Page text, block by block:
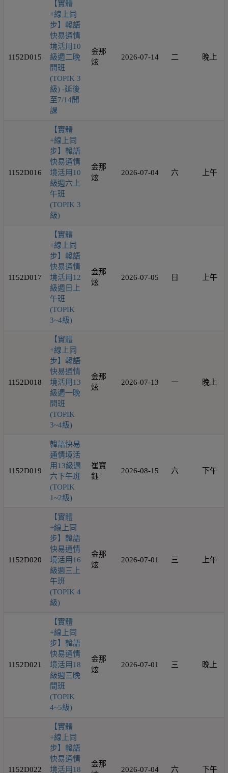
1152D015
【實體
+線上同
步】韓語
快易通情
境活用10
級週二晚
間班
(TOPIK 3
級) -延後
至7/14開
課
金那
炫
2026-07-14 二 晚上
1152D016
【實體
+線上同
步】韓語
快易通情
境活用10
級週六上
午班
(TOPIK 3
級)
金那
炫
2026-07-04 六 上午
1152D017
【實體
+線上同
步】韓語
快易通情
境活用12
級週日上
午班
(TOPIK
3~4級)
金那
炫
2026-07-05 日 上午
1152D018
【實體
+線上同
步】韓語
快易通情
境活用13
級週一晚
間班
(TOPIK
3~4級)
金那
炫
2026-07-13 一 晚上
1152D019
韓語快易
通情境活
用13級週
六下午班
(TOPIK
1~2級)
崔寶
鈺
2026-08-15 六 下午
1152D020
【實體
+線上同
步】韓語
快易通情
境活用16
級週三上
午班
(TOPIK 4
級)
金那
炫
2026-07-01 三 上午
1152D021
【實體
+線上同
步】韓語
快易通情
境活用18
級週三晚
間班
(TOPIK
4~5級)
金那
炫
2026-07-01 三 晚上
1152D022
【實體
+線上同
步】韓語
快易通情
境活用18
金那
2026-07-04 六 下午